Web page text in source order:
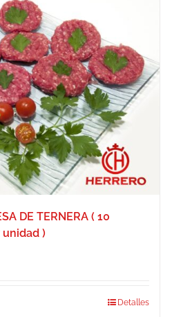
DE TERNERA ( 10
)
Detalles